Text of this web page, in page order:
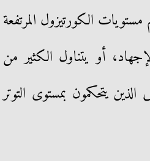
مستويات الكورتيزول المرتفعة
أو يتناول الكثير من
يتحكمون بمستوى التوتر